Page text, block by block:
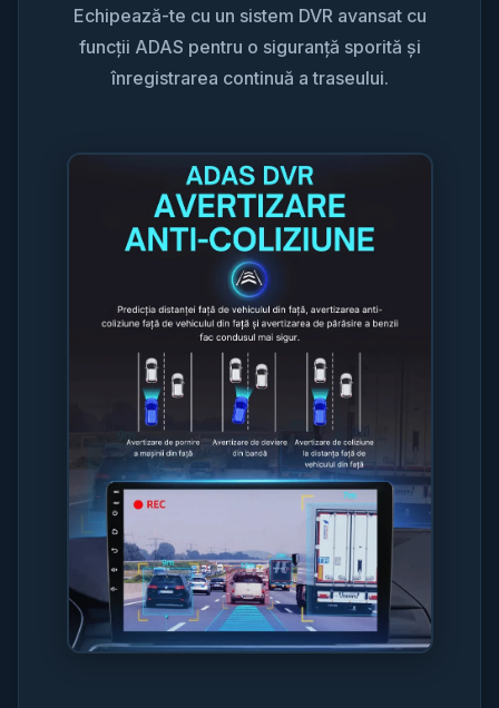
Echipează-te cu un sistem DVR avansat cu
funcții ADAS pentru o siguranță sporită și
înregistrarea continuă a traseului.